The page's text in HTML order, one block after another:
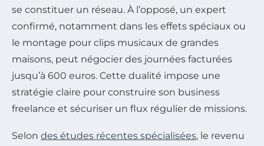
se constituer un réseau. À l’opposé, un expert
confirmé, notamment dans les effets spéciaux ou
le montage pour clips musicaux de grandes
maisons, peut négocier des journées facturées
jusqu’à 600 euros. Cette dualité impose une
stratégie claire pour construire son business
freelance et sécuriser un flux régulier de missions.
Selon des études récentes spécialisées, le revenu